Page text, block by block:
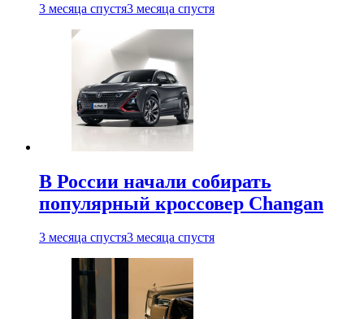
3 месяца спустя3 месяца спустя
В России начали собирать
популярный кроссовер Changan
3 месяца спустя3 месяца спустя